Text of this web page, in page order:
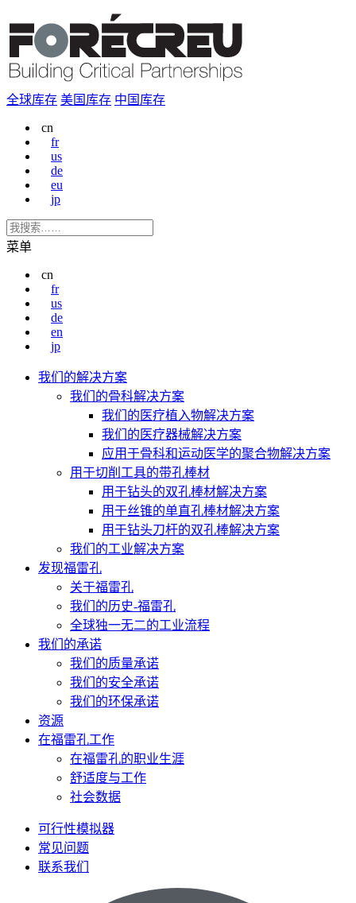
全球库存 美国库存 中国库存
cn
fr
us
de
eu
jp
菜单
cn
fr
us
de
en
jp
我们的解决方案
我们的骨科解决方案
我们的医疗植入物解决方案
我们的医疗器械解决方案
应用于骨科和运动医学的聚合物解决方案
用于切削工具的带孔棒材
用于钻头的双孔棒材解决方案
用于丝锥的单直孔棒材解决方案
用于钻头刀杆的双孔棒解决方案
我们的工业解决方案
发现福雷孔
关于福雷孔
我们的历史-福雷孔
全球独一无二的工业流程
我们的承诺
我们的质量承诺
我们的安全承诺
我们的环保承诺
资源
在福雷孔工作
在福雷孔的职业生涯
舒适度与工作
社会数据
可行性模拟器
常见问题
联系我们